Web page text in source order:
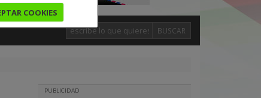
COOKIES
BUSCAR
PUBLICIDAD